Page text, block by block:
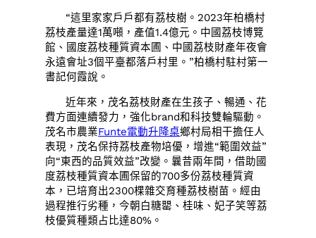
“這里家家戶戶都有荔枝樹。2023年柏橋村
荔枝產量達1萬噸，產值1.4億元。中國荔枝博覽
館、國度荔枝種質資本圃、中國荔枝財產年夜會
永遠會址3個平臺都落戶村里。”柏橋村駐村第一
書記何霞說。
近年來，茂名荔枝財產在生孩子、暢通、花
費方面連續發力，強化brand和科技雙輪驅動。
茂名市農業Funte電動升降桌鄉村局相干擔任人
表現，茂名保持荔枝產物培優，增進“範圍效益”
向“東西的品質效益”改變。曩昔兩年間，借助國
度荔枝種質資本圃保留的700多份荔枝種質資
本，已培育出2300棵雜交育種荔枝樹苗。經由
過程推行劣種，今朝白糖罌、桂味、妃子笑等荔
枝優質種類占比達80%。